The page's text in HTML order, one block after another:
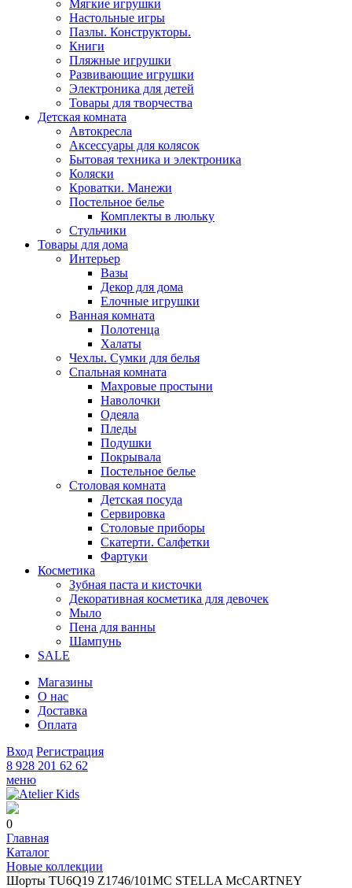
Мягкие игрушки
Настольные игры
Пазлы. Конструкторы.
Книги
Пляжные игрушки
Развивающие игрушки
Электроника для детей
Товары для творчества
Детская комната
Автокресла
Аксессуары для колясок
Бытовая техника и электроника
Коляски
Кроватки. Манежи
Постельное белье
Комплекты в люльку
Стульчики
Товары для дома
Интерьер
Вазы
Декор для дома
Елочные игрушки
Ванная комната
Полотенца
Халаты
Чехлы. Сумки для белья
Спальная комната
Махровые простыни
Наволочки
Одеяла
Пледы
Подушки
Покрывала
Постельное белье
Столовая комната
Детская посуда
Сервировка
Столовые приборы
Скатерти. Салфетки
Фартуки
Косметика
Зубная паста и кисточки
Декоративная косметика для девочек
Мыло
Пена для ванны
Шампунь
SALE
Магазины
О нас
Доставка
Оплата
Вход Регистрация
8 928 201 62 62
меню
0
Главная
Каталог
Новые коллекции
Шорты TU6Q19 Z1746/101MC STELLA McCARTNEY